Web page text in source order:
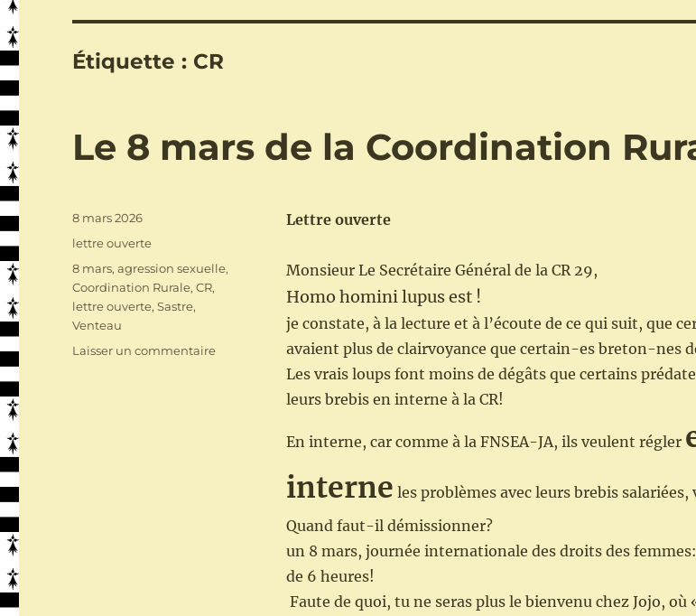
Étiquette : CR
Le 8 mars de la Coordination
Lettre ouverte
Monsieur Le Secrétaire Général de la CR 29,
Homo homini lupus est !
je constate, à la lecture et à l’écoute de ce qui suit, que
avaient plus de clairvoyance que certain-es breton-nes
Les vrais loups font moins de dégâts que certains
leurs brebis en interne à la CR!
En interne, car comme à la FNSEA-JA, ils veulent régler
interne les problèmes avec leurs brebis salariées,
Quand faut-il démissionner?
un 8 mars, journée internationale des droits des
de 6 heures!
Faute de quoi, tu ne seras plus le bienvenu chez Jojo, où
Publié
le
8 mars 2026
Catégories
lettre ouverte
Étiquettes
8 mars,agression sexuelle,
Coordination Rurale,CR,
lettre ouverte,Sastre,
Venteau
Laisser un commentairesur